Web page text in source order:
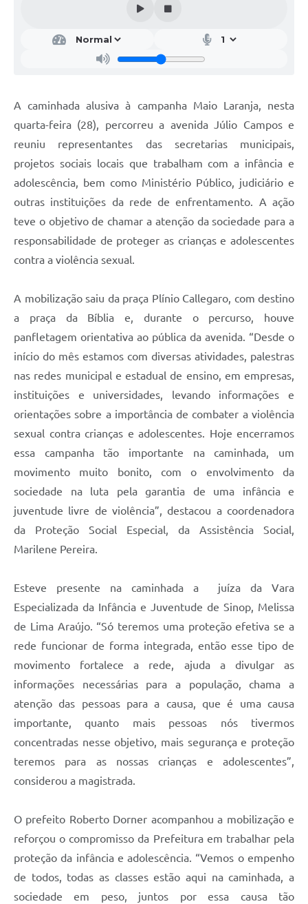
A caminhada alusiva à campanha Maio Laranja, nesta
quarta-feira (28), percorreu a avenida Júlio Campos e
reuniu representantes das secretarias municipais,
projetos sociais locais que trabalham com a infância e
adolescência, bem como Ministério Público, judiciário e
outras instituições da rede de enfrentamento. A ação
teve o objetivo de chamar a atenção da sociedade para a
responsabilidade de proteger as crianças e adolescentes
contra a violência sexual.
A mobilização saiu da praça Plínio Callegaro, com destino
a praça da Bíblia e, durante o percurso, houve
panfletagem orientativa ao pública da avenida. “Desde o
início do mês estamos com diversas atividades, palestras
nas redes municipal e estadual de ensino, em empresas,
instituições e universidades, levando informações e
orientações sobre a importância de combater a violência
sexual contra crianças e adolescentes. Hoje encerramos
essa campanha tão importante na caminhada, um
movimento muito bonito, com o envolvimento da
sociedade na luta pela garantia de uma infância e
juventude livre de violência”, destacou a coordenadora
da Proteção Social Especial, da Assistência Social,
Marilene Pereira.
Esteve presente na caminhada a juíza da Vara
Especializada da Infância e Juventude de Sinop, Melissa
de Lima Araújo. “Só teremos uma proteção efetiva se a
rede funcionar de forma integrada, então esse tipo de
movimento fortalece a rede, ajuda a divulgar as
informações necessárias para a população, chama a
atenção das pessoas para a causa, que é uma causa
importante, quanto mais pessoas nós tivermos
concentradas nesse objetivo, mais segurança e proteção
teremos para as nossas crianças e adolescentes”,
considerou a magistrada.
O prefeito Roberto Dorner acompanhou a mobilização e
reforçou o compromisso da Prefeitura em trabalhar pela
proteção da infância e adolescência. “Vemos o empenho
de todos, todas as classes estão aqui na caminhada, a
sociedade em peso, juntos por essa causa tão